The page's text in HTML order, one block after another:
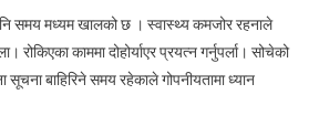
समय मध्यम खालको छ । स्वास्थ्य कमजोर रहनाले
रोकिएका काममा दोहोर्याएर प्रयत्न गर्नुपर्ला। सोचेको
बाहिरिने समय रहेकाले गोपनीयतामा ध्यान